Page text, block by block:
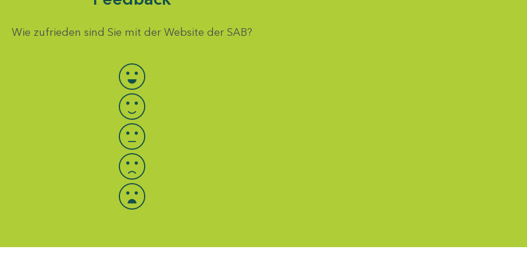
Wie zufrieden sind Sie mit der Website der SAB?
Bewertung auswählen